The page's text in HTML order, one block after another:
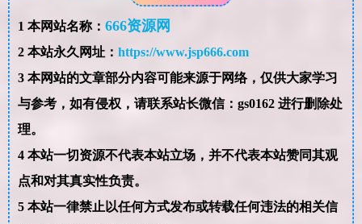
1 本网站名称： 666资源网
2本站永久网址： https://www.jsp666.com
3本网站的文章部分内容可能来源于网络，仅供大家学习
与参考，如有侵权，请联系站长微信：gs0162 进行删除处
理。
4本站一切资源不代表本站立场，并不代表本站赞同其观
点和对其真实性负责。
5本站一律禁止以任何方式发布或转载任何违法的相关信